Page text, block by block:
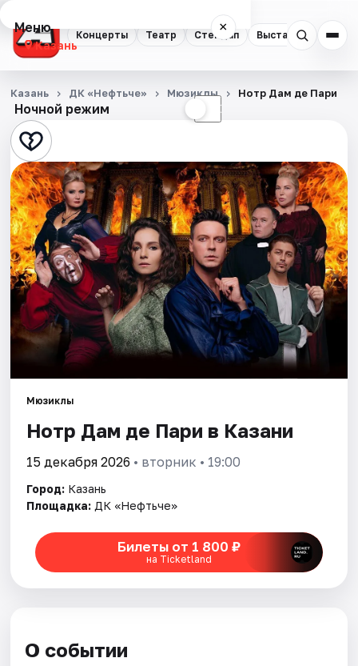
Концерты Театр Стендап Выставки
Меню ×
Казань
Концерты
Театр
Стендап
Выставки
Квесты
Экскурсии
Спорт
События
Города
Площадки
Артисты
Рейтинги
Ночной режим ☾
Казань ДК «Нефтьче» Мюзиклы Нотр Дам де Пари
Мюзиклы
Нотр Дам де Пари в Казани
15 декабря 2026 • вторник • 19:00
Город: Казань
Площадка: ДК «Нефтьче»
Билеты от 1 800 ₽
на Ticketland
О событии